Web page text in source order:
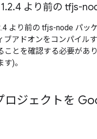
.2.4 より前の tfjs-
より前の tfjs-node パッ
ブアドオンをコンパイル
ことを確認する必要があ
)。
ロジェクトを